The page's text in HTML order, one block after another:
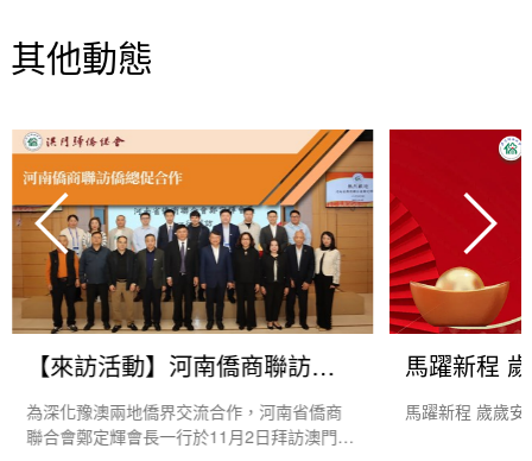
其他動態
【來訪活動】河南僑商聯訪僑總促合作
為深化豫澳兩地僑界交流合作，河南省僑商
聯合會鄭定輝會長一行於11月2日拜訪澳門歸
馬躍新程
馬躍新程 歲歲安